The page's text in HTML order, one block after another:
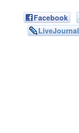
Facebook
LiveJournal